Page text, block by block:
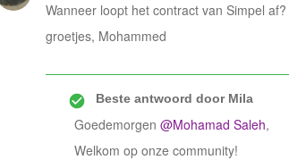
Wanneer loopt het contract van Simpel af?
groetjes, Mohammed
Beste antwoord doorMila
Goedemorgen @Mohamad Saleh,
Welkom op onze community!